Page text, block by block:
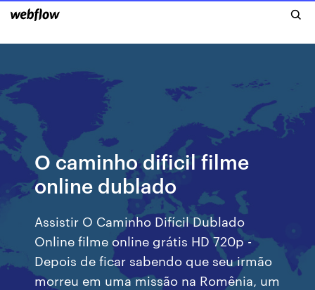
O caminho dificil filme
online dublado
Assistir O Caminho Difícil Dublado
Online filme online grátis HD 720p -
Depois de ficar sabendo que seu irmão
morreu em uma missão na Romênia, um